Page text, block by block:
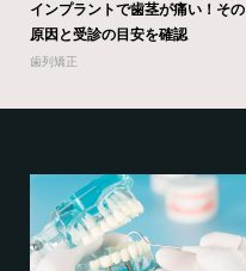
インプラントで歯茎が痛い！その
原因と受診の目安を確認
歯列矯正